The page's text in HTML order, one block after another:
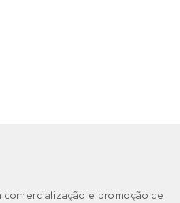
comercialização e promoção de